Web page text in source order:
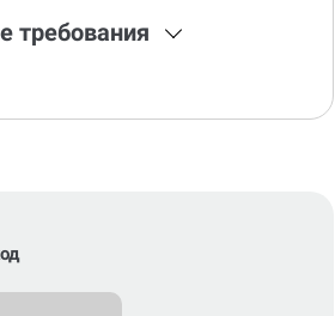
требования